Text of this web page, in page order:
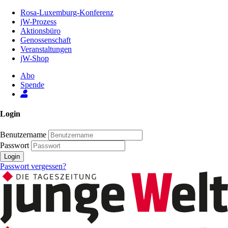
Inhalt
Seite
Rosa-Luxemburg-Konferenz
jW-Prozess
Aktionsbüro
Genossenschaft
Veranstaltungen
jW-Shop
Abo
Spende
Login
Benutzername
Passwort
Login
Passwort vergessen?